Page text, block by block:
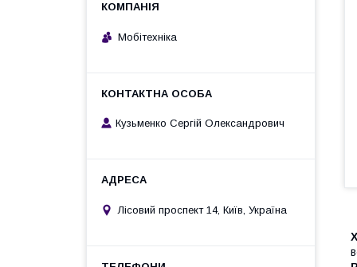
Мобітехніка
Кузьменко Сергій Олександрович
Лісовий проспект 14, Київ, Україна